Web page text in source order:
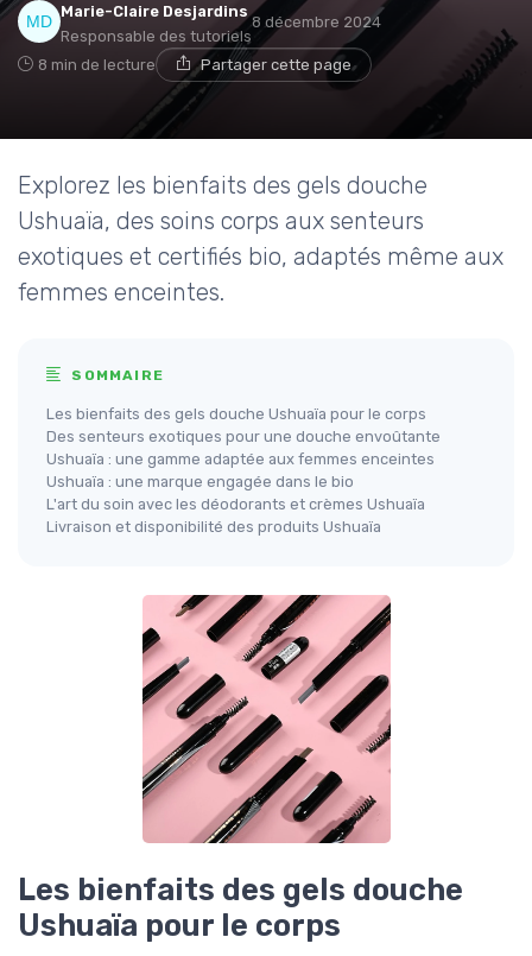
Marie-Claire Desjardins
Responsable des tutoriels
8 décembre 2024
8 min de lecture Partager cette page
Explorez les bienfaits des gels douche
Ushuaïa, des soins corps aux senteurs
exotiques et certifiés bio, adaptés même aux
femmes enceintes.
SOMMAIRE
Les bienfaits des gels douche Ushuaïa pour le corps
Des senteurs exotiques pour une douche envoûtante
Ushuaïa : une gamme adaptée aux femmes enceintes
Ushuaïa : une marque engagée dans le bio
L'art du soin avec les déodorants et crèmes Ushuaïa
Livraison et disponibilité des produits Ushuaïa
Les bienfaits des gels douche
Ushuaïa pour le corps